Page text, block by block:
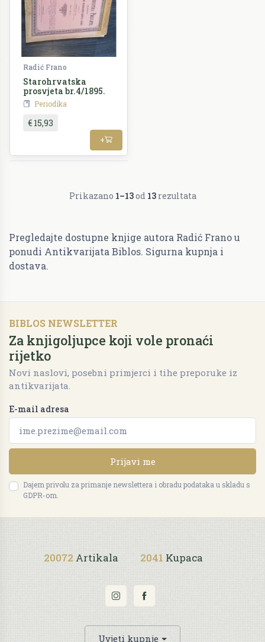
Radić Frano
Starohrvatska
prosvjeta br.4/1895.
Periodika
€ 15,93
+
Prikazano 1–13od 13rezultata
Pregledajte dostupne knjige autora Radić Frano u
ponudi Antikvarijata Biblos. Sigurna kupnja i
dostava.
BIBLOS NEWSLETTER
Za knjigoljupce koji vole pronaći
rijetko
Novi naslovi, posebni primjerci i tihe preporuke iz
antikvarijata.
E-mail adresa
Prijavi me
Dajem privolu za primanje newslettera i obradu podataka u skladu s
GDPR-om.
20072 Artikala 2041 Kupaca
Uvjeti kupnje